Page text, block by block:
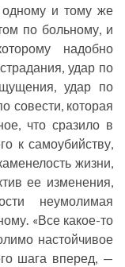
и тому же
по больному, и
надобно
удар по
удар по
совести, которая
что сразило в
к самоубийству,
жизни,
ее изменения,
неумолимая
«Все какое-то
настойчивое
шага вперед, —